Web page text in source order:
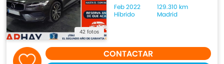
42 fotos
Feb 2022
129.310 km
Híbrido
Madrid
CONTACTAR